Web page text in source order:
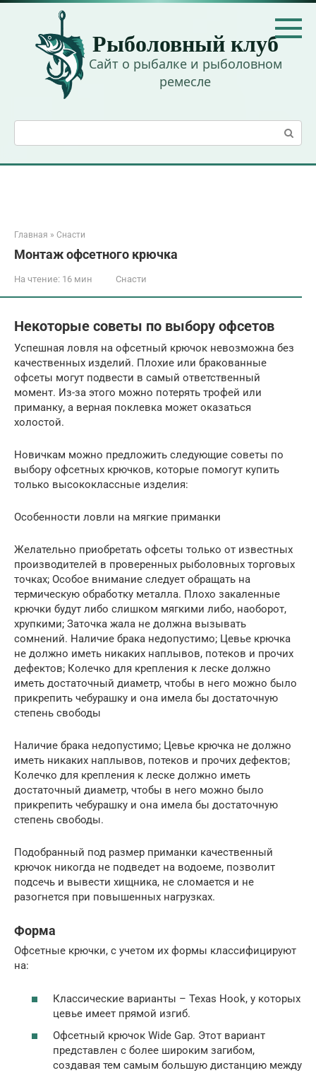
Перейти
контенту
Рыболовный клуб
Сайт о рыбалке и рыболовном
ремесле
Главная » Снасти
Монтаж офсетного крючка
На чтение: 16 мин Снасти
Некоторые советы по выбору офсетов
Успешная ловля на офсетный крючок невозможна без
качественных изделий. Плохие или бракованные
офсеты могут подвести в самый ответственный
момент. Из-за этого можно потерять трофей или
приманку, а верная поклевка может оказаться
холостой.
Новичкам можно предложить следующие советы по
выбору офсетных крючков, которые помогут купить
только высококлассные изделия:
Особенности ловли на мягкие приманки
Желательно приобретать офсеты только от известных
производителей в проверенных рыболовных торговых
точках; Особое внимание следует обращать на
термическую обработку металла. Плохо закаленные
крючки будут либо слишком мягкими либо, наоборот,
хрупкими; Заточка жала не должна вызывать
сомнений. Наличие брака недопустимо; Цевье крючка
не должно иметь никаких наплывов, потеков и прочих
дефектов; Колечко для крепления к леске должно
иметь достаточный диаметр, чтобы в него можно было
прикрепить чебурашку и она имела бы достаточную
степень свободы
Наличие брака недопустимо; Цевье крючка не должно
иметь никаких наплывов, потеков и прочих дефектов;
Колечко для крепления к леске должно иметь
достаточный диаметр, чтобы в него можно было
прикрепить чебурашку и она имела бы достаточную
степень свободы.
Подобранный под размер приманки качественный
крючок никогда не подведет на водоеме, позволит
подсечь и вывести хищника, не сломается и не
разогнется при повышенных нагрузках.
Форма
Офсетные крючки, с учетом их формы классифицируют
на:
Классические варианты – Texas Hook, у которых
цевье имеет прямой изгиб.
Офсетный крючок Wide Gap. Этот вариант
представлен с более широким загибом,
создавая тем самым большую дистанцию между